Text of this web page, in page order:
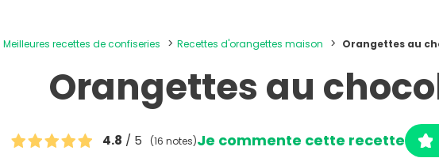
Meilleures recettes de confiseries Recettes d'orangettes maison Orangettes au
Orangettes au
4.8 / 5 (16 notes)Je commente cette recette